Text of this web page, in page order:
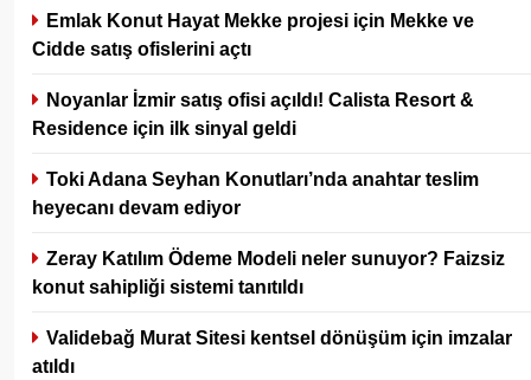
Emlak Konut Hayat Mekke projesi için Mekke ve
Cidde satış ofislerini açtı
Noyanlar İzmir satış ofisi açıldı! Calista Resort &
Residence için ilk sinyal geldi
Toki Adana Seyhan Konutları’nda anahtar teslim
heyecanı devam ediyor
Zeray Katılım Ödeme Modeli neler sunuyor? Faizsiz
konut sahipliği sistemi tanıtıldı
Validebağ Murat Sitesi kentsel dönüşüm için imzalar
atıldı